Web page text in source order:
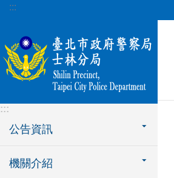
跳到主要內容區塊
:::
:::
公告資訊
機關介紹